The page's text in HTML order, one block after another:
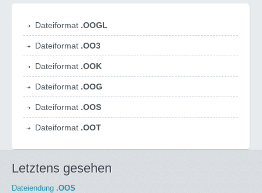
Dateiformat .OOGL
Dateiformat .OO3
Dateiformat .OOK
Dateiformat .OOG
Dateiformat .OOS
Dateiformat .OOT
Letztens gesehen
Dateiendung .OOS